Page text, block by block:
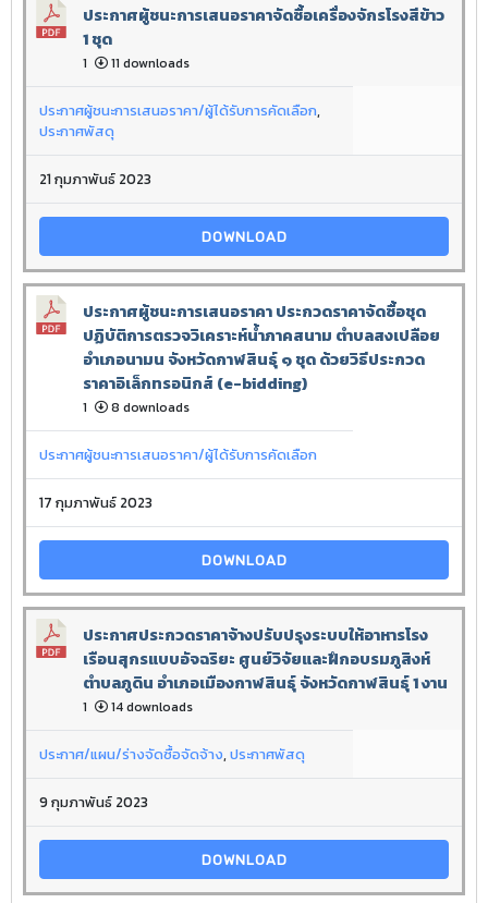
ประกาศผู้ชนะการเสนอราคาจัดซื้อเครื่องจักรโรงสีข้าว
1 ชุด
1 11 downloads
ประกาศผู้ชนะการเสนอราคา/ผู้ได้รับการคัดเลือก,
ประกาศพัสดุ
21 กุมภาพันธ์ 2023
DOWNLOAD
ประกาศผู้ชนะการเสนอราคา ประกวดราคาจัดซื้อชุด
ปฏิบัติการตรวจวิเคราะห์น้ำภาคสนาม ตำบลสงเปลือย
อำเภอนามน จังหวัดกาฬสินธุ์ ๑ ชุด ด้วยวิธีประกวด
ราคาอิเล็กทรอนิกส์ (e-bidding)
1 8 downloads
ประกาศผู้ชนะการเสนอราคา/ผู้ได้รับการคัดเลือก
17 กุมภาพันธ์ 2023
DOWNLOAD
ประกาศประกวดราคาจ้างปรับปรุงระบบให้อาหารโรง
เรือนสุกรแบบอัจฉริยะ ศูนย์วิจัยและฝึกอบรมภูสิงห์
ตำบลภูดิน อำเภอเมืองกาฬสินธุ์ จังหวัดกาฬสินธุ์ 1 งาน
1 14 downloads
ประกาศ/แผน/ร่างจัดซื้อจัดจ้าง,ประกาศพัสดุ
9 กุมภาพันธ์ 2023
DOWNLOAD